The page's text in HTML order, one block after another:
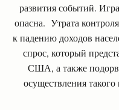
развития событий.
опасна. Утрата
к падению доходов
спрос, который
США, а также
осуществления